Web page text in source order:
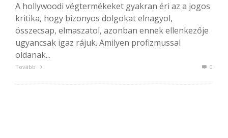
A hollywoodi végtermékeket gyakran éri az a jogos
kritika, hogy bizonyos dolgokat elnagyol,
összecsap, elmaszatol, azonban ennek ellenkezője
ugyancsak igaz rájuk. Amilyen profizmussal
oldanak...
Tovább 0